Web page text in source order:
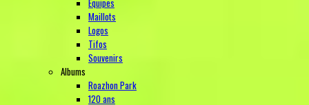
Maillots
Logos
Tifos
Souvenirs
Albums
Roazhon Park
120 ans